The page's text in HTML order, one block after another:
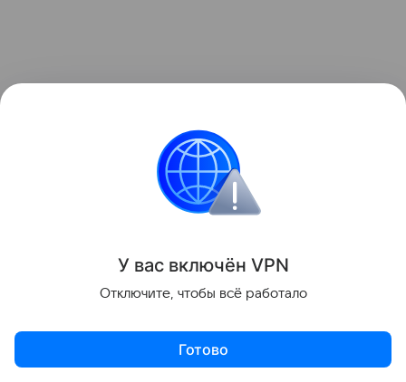
У вас включён VPN
Отключите, чтобы всё работало
Готово